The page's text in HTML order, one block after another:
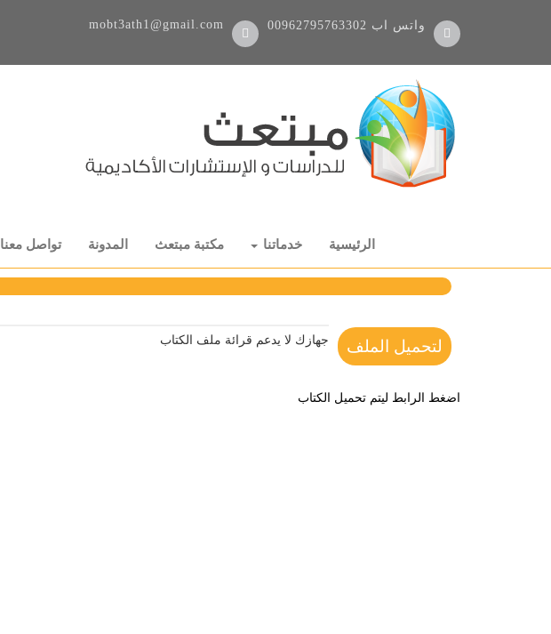
00962795763302 واتس اب mobt3ath1@gmail.com
الرئيسية خدماتنا مكتبة مبتعث المدونة تواصل معنا
لتحميل الملف جهازك لا يدعم قرائة ملف الكتاب
اضغط الرابط ليتم تحميل الكتاب